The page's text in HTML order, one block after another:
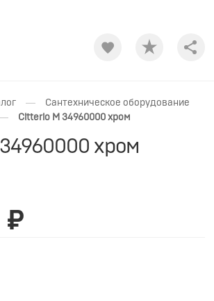
— Сантехническое оборудование
Citterio M 34960000 хром
хром
₽